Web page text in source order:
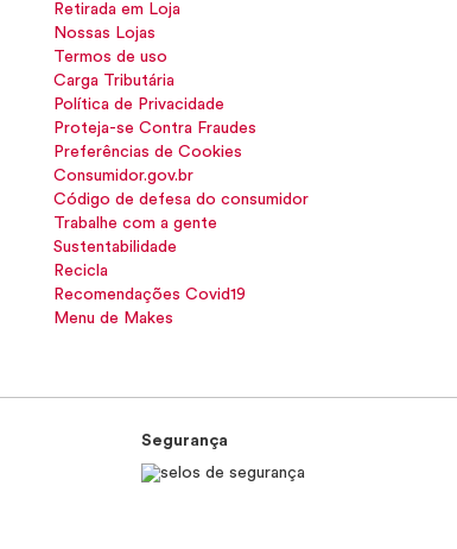
Retirada em Loja
Nossas Lojas
Termos de uso
Carga Tributária
Política de Privacidade
Proteja-se Contra Fraudes
Preferências de Cookies
Consumidor.gov.br
Código de defesa do consumidor
Trabalhe com a gente
Sustentabilidade
Recicla
Recomendações Covid19
Menu de Makes
Segurança